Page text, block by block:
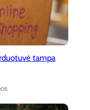
tampa